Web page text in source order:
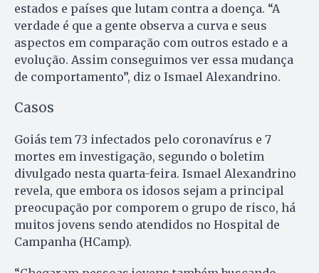
estados e países que lutam contra a doença. “A
verdade é que a gente observa a curva e seus
aspectos em comparação com outros estado e a
evolução. Assim conseguimos ver essa mudança
de comportamento”, diz o Ismael Alexandrino.
Casos
Goiás tem 73 infectados pelo coronavírus e 7
mortes em investigação, segundo o boletim
divulgado nesta quarta-feira. Ismael Alexandrino
revela, que embora os idosos sejam a principal
preocupação por comporem o grupo de risco, há
muitos jovens sendo atendidos no Hospital de
Campanha (HCamp).